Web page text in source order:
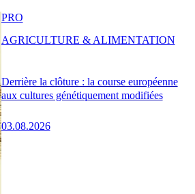
Derrière la clôture : la course européenne
aux cultures génétiquement modifiées
03.08.2026
PRO
AGRICULTURE & ALIMENTATION